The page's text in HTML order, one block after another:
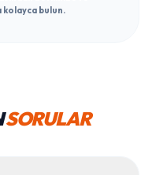
kolayca bulun.
SORULAR